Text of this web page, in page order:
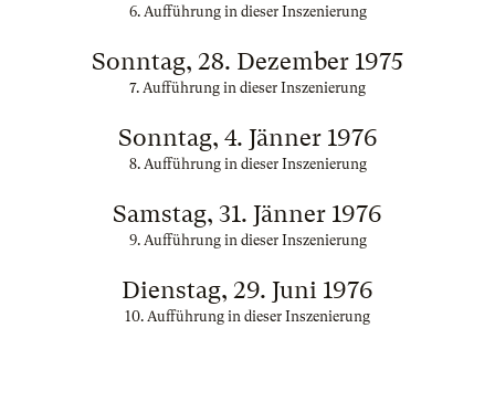
6. Aufführung in dieser Inszenierung
Sonntag, 28. Dezember 1975
7. Aufführung in dieser Inszenierung
Sonntag, 4. Jänner 1976
8. Aufführung in dieser Inszenierung
Samstag, 31. Jänner 1976
9. Aufführung in dieser Inszenierung
Dienstag, 29. Juni 1976
10. Aufführung in dieser Inszenierung